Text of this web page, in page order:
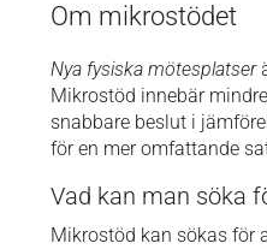
Om mikrostödet
Nya fysiska mötesplatser
Mikrostöd innebär
snabbare beslut i
för en mer omfattande
Vad kan man söka
Mikrostöd kan sökas för